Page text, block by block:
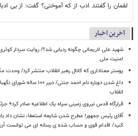
لقمان را گفتند ادب از که آموختی؟ گفت: از بی
آخرین اخبار
شهید علی لاریجانی چگونه ردیابی شد؟/ روایت سردار
امنیت ملی
پوستر معناداری که کانال رهبر انقلاب منتشر کرد/ وحدت
داغ شدن دوباره نام احمد
انقلاب
قرارگاه قدس نیروی زمینی سپاه یک اطلاعیه صادر کرد+
آقای رئیس جمهور! مطرح شدن شایعه استعفا، نشان داد
کنید/ اقدام قوی و حساب شده ی رسانه ای می توانست آن